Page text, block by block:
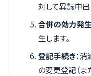
対して異議申出
合併の効力発
生します。
登記手続き：
の変更登記（